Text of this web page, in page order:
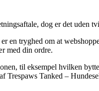
dog er det uden
tryghed om at
med din ordre.
til eksempel hvilken
Trespaws Tanked –